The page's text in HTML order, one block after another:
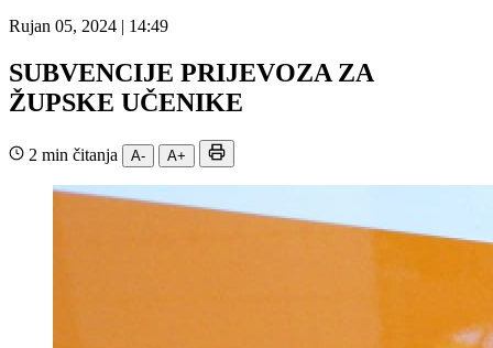
Rujan 05, 2024 | 14:49
SUBVENCIJE PRIJEVOZA ZA
ŽUPSKE UČENIKE
2 min čitanja A- A+